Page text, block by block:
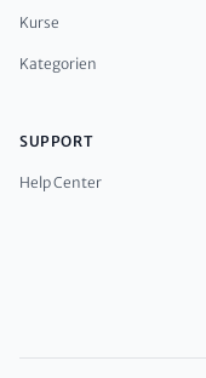
Kurse
Kategorien
SUPPORT
Help Center